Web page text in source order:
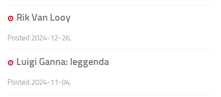
Rik Van Looy
Posted 2024-12-26,
Luigi Ganna: leggenda
Posted 2024-11-04,